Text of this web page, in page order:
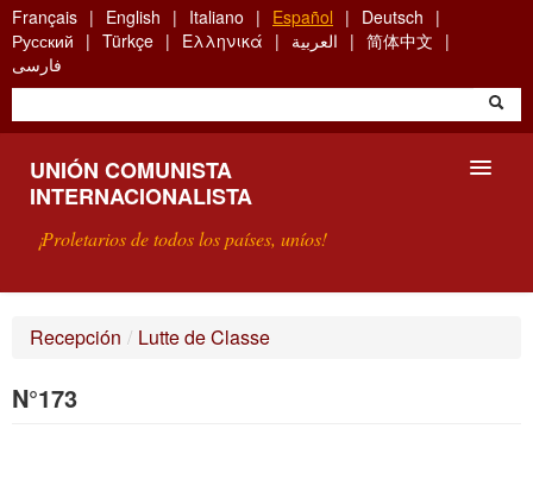
Skip
to
main
content
Français English Italiano Español
Deutsch
Русский
Türkçe Ελληνικά العربية
简体中文
فارسی
UNIÓN COMUNISTA
INTERNACIONALISTA
¡Proletarios de todos los países, uníos!
Recepción / Lutte de Classe
N°173